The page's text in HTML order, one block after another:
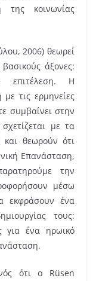
της κοινωνίας
2006) θεωρεί
άξονες:
επιτέλεση. Η
τις ερμηνείες
συμβαίνει στην
με τα
και θεωρούν ότι
Επανάσταση,
την
μέσω
εκφράσουν ένα
τους:
για ένα ηρωικό
ότι ο Rüsen